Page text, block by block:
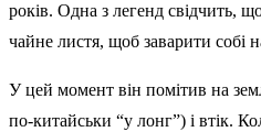
років. Одна з легенд свідчить,
чайне листя, щоб заварити собі
У цей момент він помітив на
по-китайськи “у лонг”) і втік.